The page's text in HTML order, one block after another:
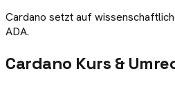
Cardano setzt auf
ADA.
Cardano Kurs &